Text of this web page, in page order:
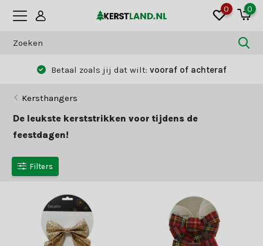
0 0
Betaal zoals jij dat wilt: vooraf of achteraf
Kersthangers
De leukste kerststrikken voor tijdens de
feestdagen!
Filters